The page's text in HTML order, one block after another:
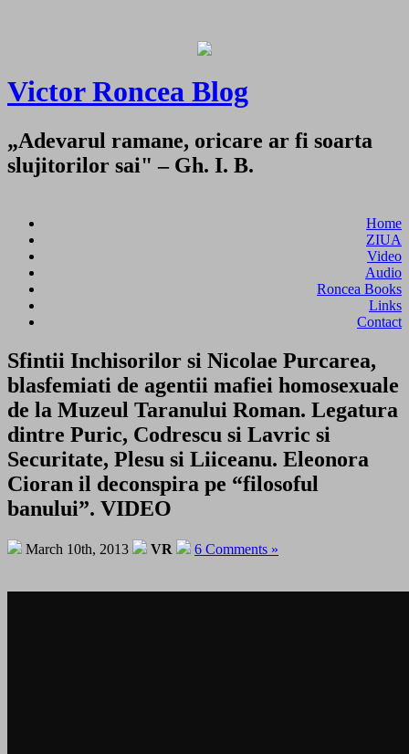
Victor Roncea Blog
„Adevarul ramane, oricare ar fi soarta
slujitorilor sai" – Gh. I. B.
Home
ZIUA
Video
Audio
Roncea Books
Links
Contact
Sfintii Inchisorilor si Nicolae Purcarea,
blasfemiati de agentii mafiei homosexuale
de la Muzeul Taranului Roman. Legatura
dintre Puric, Codrescu si Lavric si
Securitate, Plesu si Liiceanu. Eleonora
Cioran il deconspira pe “filosoful
banului”. VIDEO
March 10th, 2013 VR 6 Comments »